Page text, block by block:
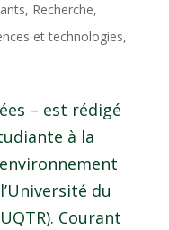
, Recherche,
et technologies,
– est rédigé
à la
du
Courant